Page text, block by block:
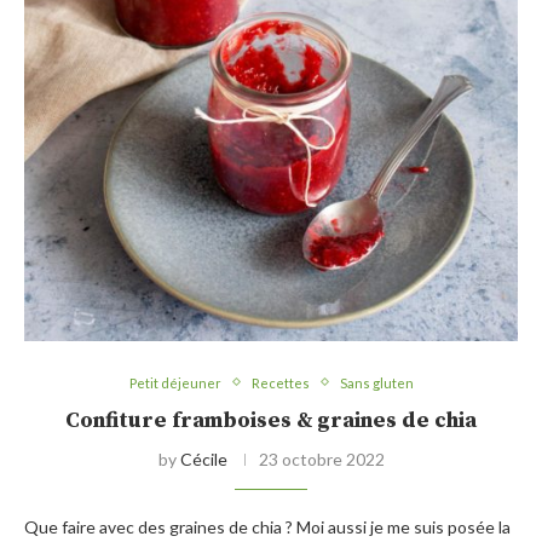
Petit déjeuner Recettes Sans gluten
Confiture framboises & graines de chia
byCécile 23 octobre 2022
Que faire avec des graines de chia ? Moi aussi je me suis posée la